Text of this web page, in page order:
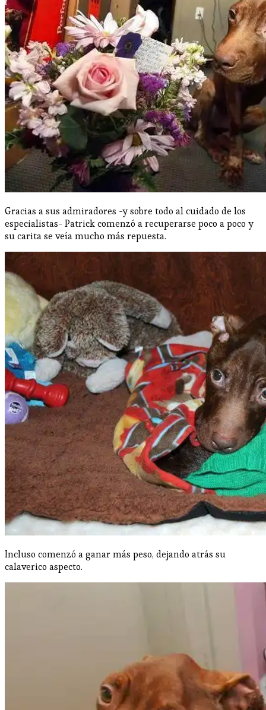
Gracias a sus admiradores -y sobre todo al cuidado de los
especialistas- Patrick comenzó a recuperarse poco a poco y
su carita se veía mucho más repuesta.
Incluso comenzó a ganar más peso, dejando atrás su
calaverico aspecto.